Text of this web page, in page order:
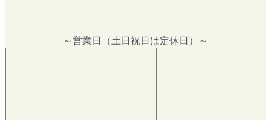
～営業日（土日祝日は定休日）～